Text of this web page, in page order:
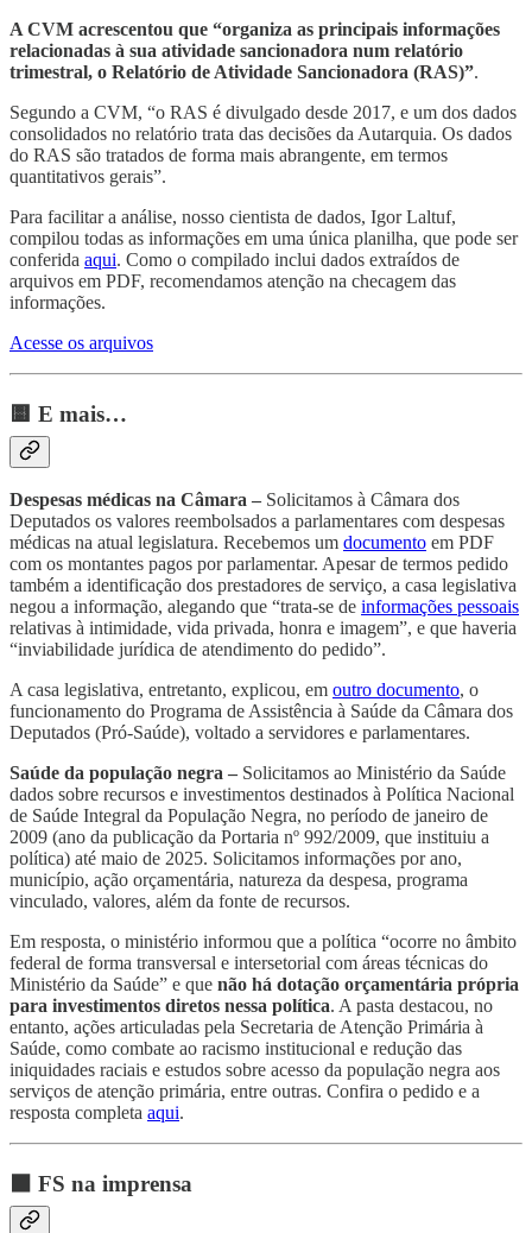
A CVM acrescentou que “organiza as principais informações
relacionadas à sua atividade sancionadora num relatório
trimestral, o Relatório de Atividade Sancionadora (RAS)”.
Segundo a CVM, “o RAS é divulgado desde 2017, e um dos dados
consolidados no relatório trata das decisões da Autarquia. Os dados
do RAS são tratados de forma mais abrangente, em termos
quantitativos gerais”.
Para facilitar a análise, nosso cientista de dados, Igor Laltuf,
compilou todas as informações em uma única planilha, que pode ser
conferida aqui. Como o compilado inclui dados extraídos de
arquivos em PDF, recomendamos atenção na checagem das
informações.
Acesse os arquivos
🟨 E mais…
Despesas médicas na Câmara – Solicitamos à Câmara dos
Deputados os valores reembolsados a parlamentares com despesas
médicas na atual legislatura. Recebemos um documento em PDF
com os montantes pagos por parlamentar. Apesar de termos pedido
também a identificação dos prestadores de serviço, a casa legislativa
negou a informação, alegando que “trata-se de informações pessoais
relativas à intimidade, vida privada, honra e imagem”, e que haveria
“inviabilidade jurídica de atendimento do pedido”.
A casa legislativa, entretanto, explicou, em outro documento, o
funcionamento do Programa de Assistência à Saúde da Câmara dos
Deputados (Pró-Saúde), voltado a servidores e parlamentares.
Saúde da população negra – Solicitamos ao Ministério da Saúde
dados sobre recursos e investimentos destinados à Política Nacional
de Saúde Integral da População Negra, no período de janeiro de
2009 (ano da publicação da Portaria nº 992/2009, que instituiu a
política) até maio de 2025. Solicitamos informações por ano,
município, ação orçamentária, natureza da despesa, programa
vinculado, valores, além da fonte de recursos.
Em resposta, o ministério informou que a política “ocorre no âmbito
federal de forma transversal e intersetorial com áreas técnicas do
Ministério da Saúde” e que não há dotação orçamentária própria
para investimentos diretos nessa política. A pasta destacou, no
entanto, ações articuladas pela Secretaria de Atenção Primária à
Saúde, como combate ao racismo institucional e redução das
iniquidades raciais e estudos sobre acesso da população negra aos
serviços de atenção primária, entre outras. Confira o pedido e a
resposta completa aqui.
⬛ FS na imprensa